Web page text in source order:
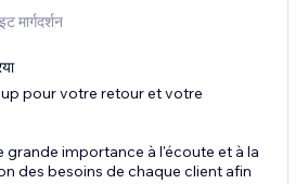
मार्गदर्शन
pour votre retour et votre
grande importance à l'écoute et à la
des besoins de chaque client afin